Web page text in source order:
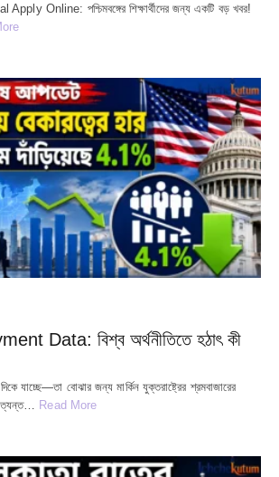
Online: পশ্চিমবঙ্গের শিক্ষার্থীদের জন্য একটি বড় খবর!
Data: বিশ্ব অর্থনীতিতে হঠাৎ কী
যাচ্ছে—তা বোঝার জন্য মার্কিন যুক্তরাষ্ট্রের শ্রমবাজারের
Read More